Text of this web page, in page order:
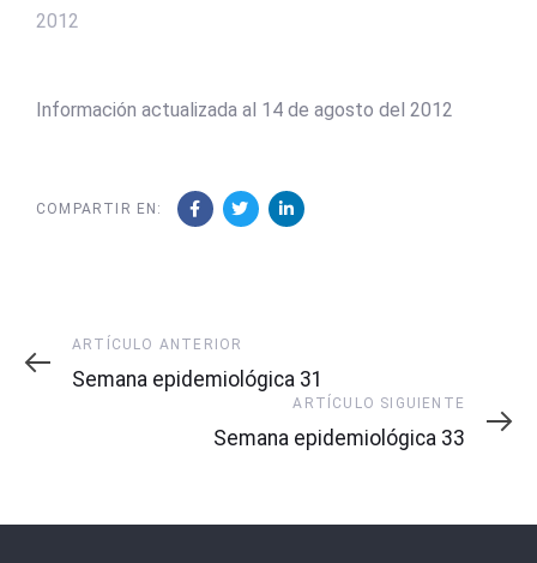
2012
Información actualizada al 14 de agosto del 2012
COMPARTIR EN:
Artículo
Anterior
ARTÍCULO ANTERIOR
Semana epidemiológica 31
Siguiente
ARTÍCULO SIGUIENTE
Semana epidemiológica 33